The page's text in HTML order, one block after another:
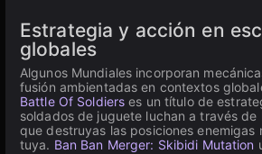
Estrategia y acción en
globales
Algunos Mundiales incorporan
fusión ambientadas en contextos
Battle Of Soldiers es un título de
soldados de juguete luchan a través de
que destruyas las posiciones enemigas
tuya. Ban Ban Merger: Skibidi Mutation